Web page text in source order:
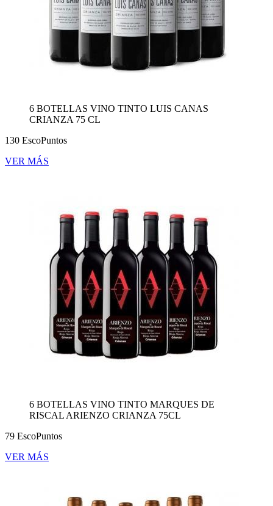
6 BOTELLAS VINO TINTO LUIS CANAS
CRIANZA 75 CL
130 EscoPuntos
VER MÁS
6 BOTELLAS VINO TINTO MARQUES DE
RISCAL ARIENZO CRIANZA 75CL
79 EscoPuntos
VER MÁS